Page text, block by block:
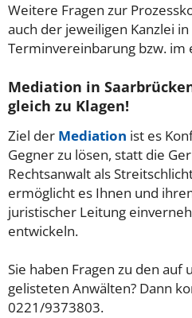
Weitere Fragen zur
auch der jeweiligen Kanzlei
Terminvereinbarung bzw. im
Mediation in
gleich zu Klagen!
Ziel der Mediation ist es
Gegner zu lösen, statt die
Rechtsanwalt als
ermöglicht es Ihnen und
juristischer Leitung
entwickeln.
Sie haben Fragen zu den auf
gelisteten Anwälten? Dann
0221/9373803.